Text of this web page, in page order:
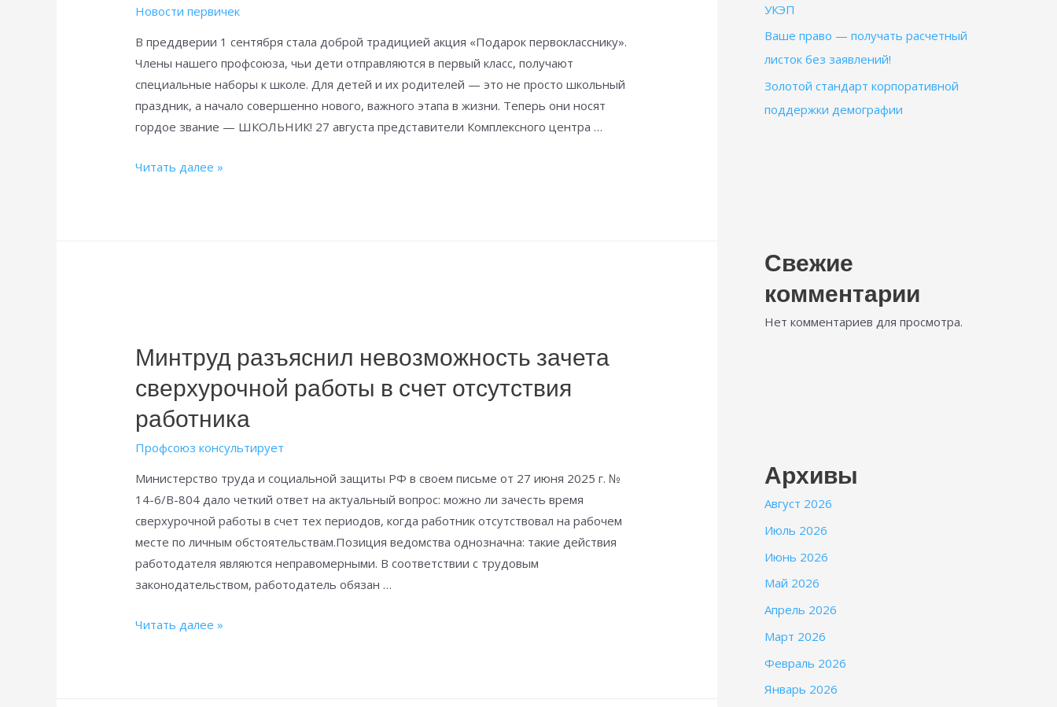
Новости первичек
В преддверии 1 сентября стала доброй традицией акция «Подарок первокласснику».
Члены нашего профсоюза, чьи дети отправляются в первый класс, получают
специальные наборы к школе. Для детей и их родителей — это не просто школьный
праздник, а начало совершенно нового, важного этапа в жизни. Теперь они носят
гордое звание — ШКОЛЬНИК! 27 августа представители Комплексного центра …
Подарок
Читать далее »
Минтруд разъяснил невозможность зачета
сверхурочной работы в счет отсутствия
работника
Профсоюз консультирует
Министерство труда и социальной защиты РФ в своем письме от 27 июня 2025 г. №
14-6/В-804 дало четкий ответ на актуальный вопрос: можно ли зачесть время
сверхурочной работы в счет тех периодов, когда работник отсутствовал на рабочем
месте по личным обстоятельствам.Позиция ведомства однозначна: такие действия
работодателя являются неправомерными. В соответствии с трудовым
законодательством, работодатель обязан …
Минтруд
Читать далее »
УКЭП
Ваше право — получать расчетный
листок без заявлений!
Золотой стандарт корпоративной
поддержки демографии
Свежие
комментарии
Нет комментариев для просмотра.
Архивы
Август 2026
Июль 2026
Июнь 2026
Май 2026
Апрель 2026
Март 2026
Февраль 2026
Январь 2026